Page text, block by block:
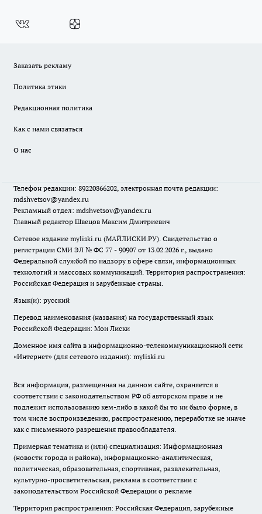
Заказать рекламу
Политика этики
Редакционная политика
Как с нами связаться
О нас
Телефон редакции: 89220866202, электронная почта редакции:
mdshvetsov@yandex.ru
Рекламный отдел: mdshvetsov@yandex.ru
Главный редактор Швецов Максим Дмитриевич
Сетевое издание myliski.ru (МАЙЛИСКИ.РУ). Свидетельство о
регистрации СМИ ЭЛ № ФС 77 - 90907 от 13.02.2026 г., выдано
Федеральной службой по надзору в сфере связи, информационных
технологий и массовых коммуникаций. Территория распространения:
Российская Федерация и зарубежные страны.
Язык(и): русский
Перевод наименования (названия) на государственный язык
Российской Федерации: Мои Лиски
Доменное имя сайта в информационно-телекоммуникационной сети
«Интернет» (для сетевого издания): myliski.ru
Вся информация, размещенная на данном сайте, охраняется в
соответствии с законодательством РФ об авторском праве и не
подлежит использованию кем-либо в какой бы то ни было форме, в
том числе воспроизведению, распространению, переработке не иначе
как с письменного разрешения правообладателя.
Примерная тематика и (или) специализация: Информационная
(новости города и района), информационно-аналитическая,
политическая, образовательная, спортивная, развлекательная,
культурно-просветительская, реклама в соответствии с
законодательством Российской Федерации о рекламе
Территория распространения: Российская Федерация, зарубежные